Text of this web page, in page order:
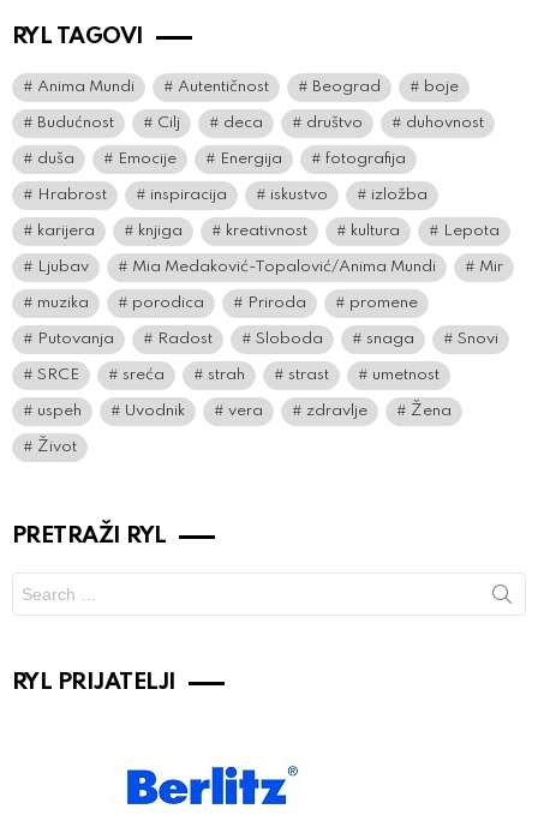
RYL TAGOVI
Anima Mundi Autentičnost Beograd boje
Budućnost Cilj deca društvo duhovnost
duša Emocije Energija fotografija
Hrabrost inspiracija iskustvo izložba
karijera knjiga kreativnost kultura Lepota
Ljubav Mia Medaković-Topalović/Anima Mundi Mir
muzika porodica Priroda promene
Putovanja Radost Sloboda snaga Snovi
SRCE sreća strah strast umetnost
uspeh Uvodnik vera zdravlje Žena
Život
PRETRAŽI RYL
for:
RYL PRIJATELJI